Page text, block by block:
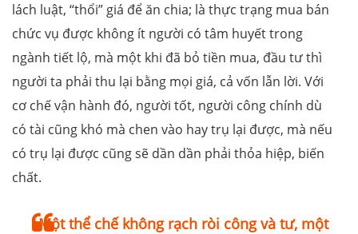
lách luật, “thổi” giá để ăn chia; là thực trạng mua bán
chức vụ được không ít người có tâm huyết trong
ngành tiết lộ, mà một khi đã bỏ tiền mua, đầu tư thì
người ta phải thu lại bằng mọi giá, cả vốn lẫn lời. Với
cơ chế vận hành đó, người tốt, người công chính dù
có tài cũng khó mà chen vào hay trụ lại được, mà nếu
có trụ lại được cũng sẽ dần dần phải thỏa hiệp, biến
chất.
Một thể chế không rạch ròi công và tư, một